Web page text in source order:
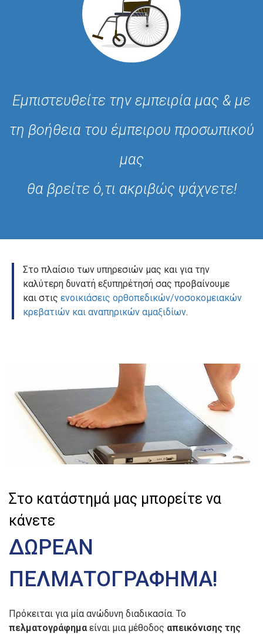
Εμπιστευθείτε την εμπειρία μας & με
τη βοήθεια του έμπειρου προσωπικού
μας
θα βρείτε ό,τι ακριβώς ψάχνετε!
Στο πλαίσιο των υπηρεσιών μας και για την
καλύτερη δυνατή εξυπηρέτησή σας προβαίνουμε
και στις ενοικιάσεις ορθοπεδικών/νοσοκομειακών
κρεβατιών και αναπηρικών αμαξιδίων.
Στο κατάστημά μας μπορείτε να
κάνετε
ΔΩΡΕΑΝ
ΠΕΛΜΑΤΟΓΡΑΦΗΜΑ!
Πρόκειται για μία ανώδυνη διαδικασία. Το
πελματογράφημαείναι μια μέθοδος απεικόνισης της